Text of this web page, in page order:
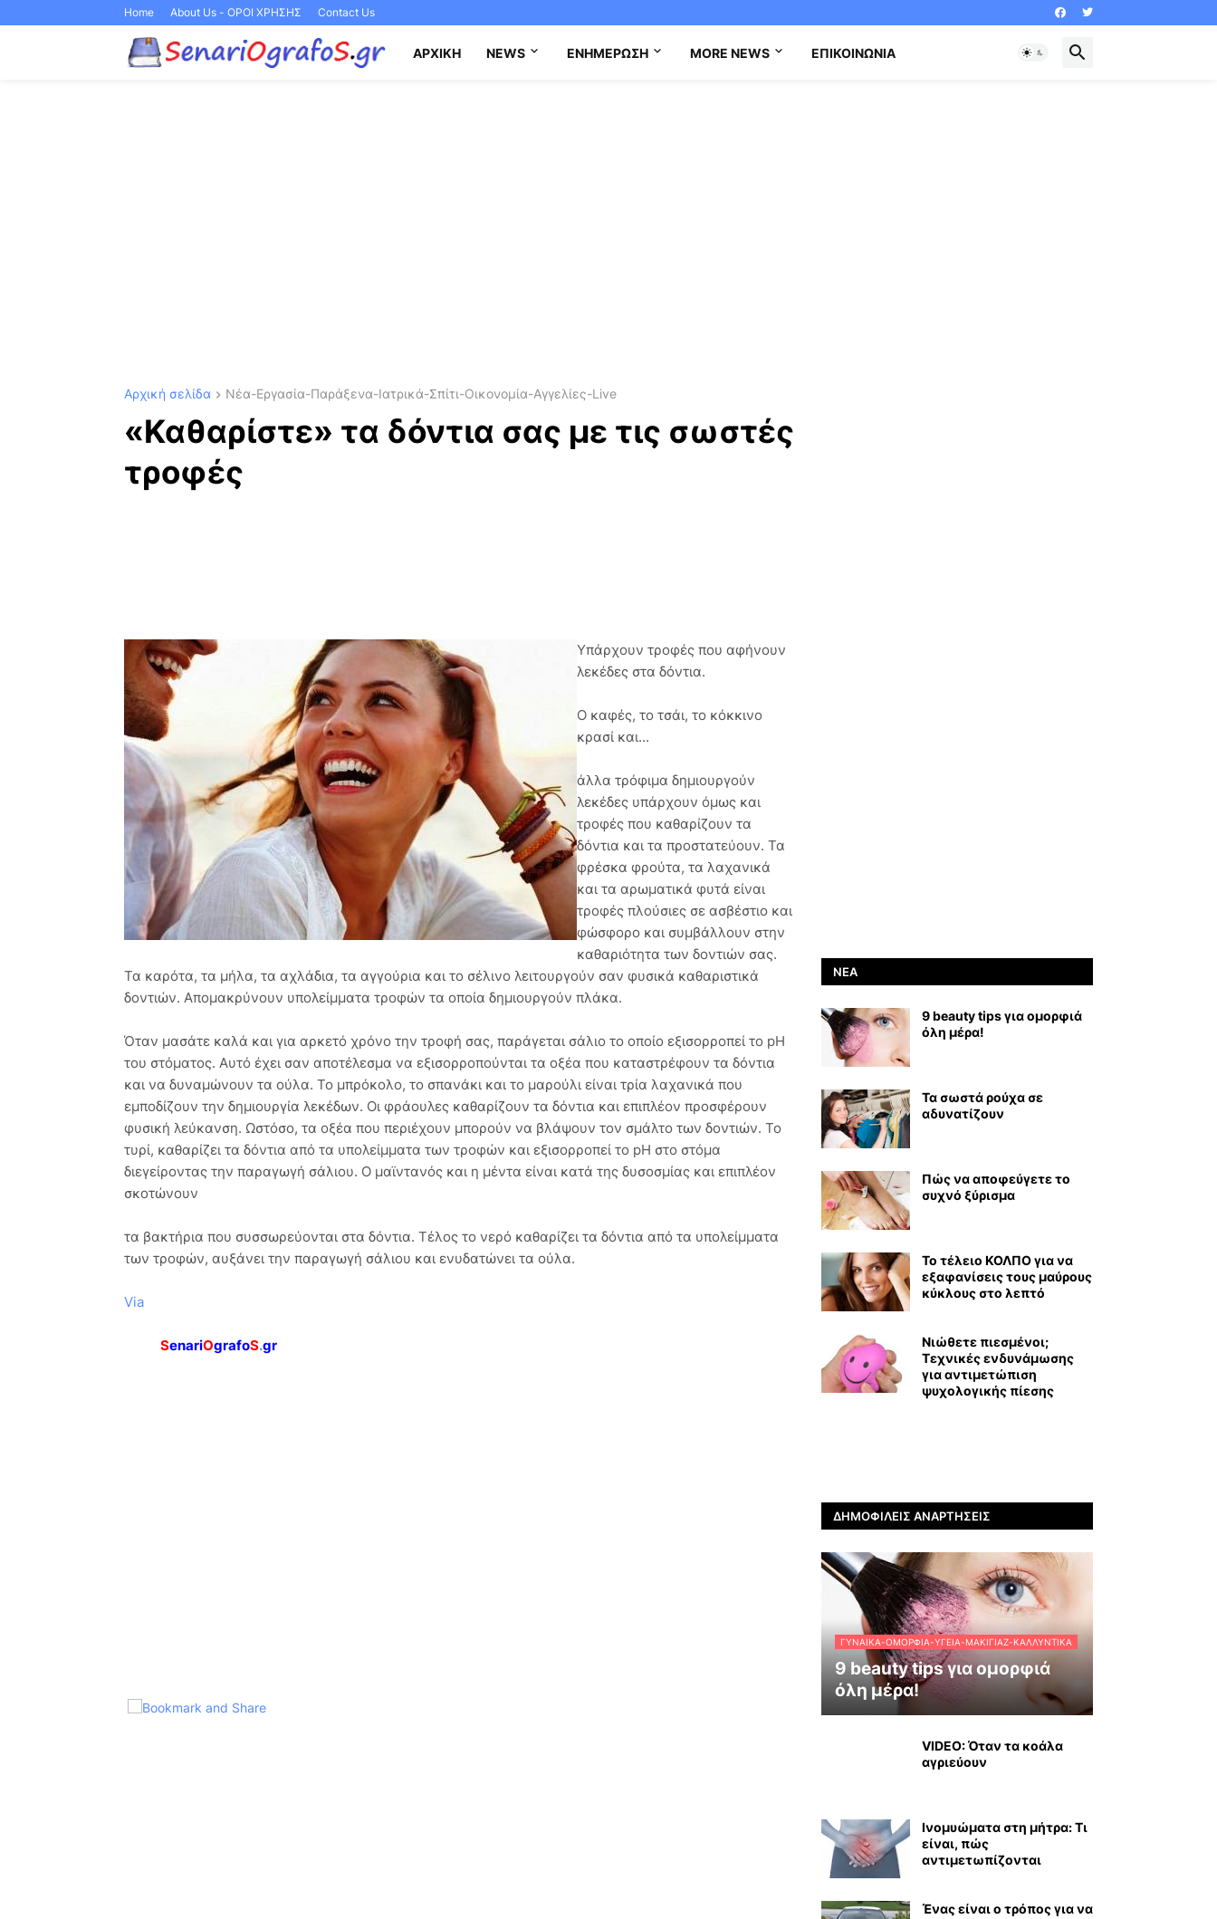
Home About Us - ΟΡΟΙ ΧΡΗΣΗΣ Contact Us
ΑΡΧΙΚΉ NEWS ΕΝΗΜΈΡΩΣΗ MORE NEWS ΕΠΙΚΟΙΝΩΝΊΑ
Αρχική σελίδα Νέα-Εργασία-Παράξενα-Ιατρικά-Σπίτι-Οικονομία-Αγγελίες-Live
«Καθαρίστε» τα δόντια σας με τις σωστές
τροφές
Υπάρχουν τροφές που αφήνουν
λεκέδες στα δόντια.
Ο καφές, το τσάι, το κόκκινο
κρασί και...
άλλα τρόφιμα δημιουργούν
λεκέδες υπάρχουν όμως και
τροφές που καθαρίζουν τα
δόντια και τα προστατεύουν. Τα
φρέσκα φρούτα, τα λαχανικά
και τα αρωματικά φυτά είναι
τροφές πλούσιες σε ασβέστιο και
φώσφορο και συμβάλλουν στην
καθαριότητα των δοντιών σας.
Τα καρότα, τα μήλα, τα αχλάδια, τα αγγούρια και το σέλινο λειτουργούν σαν φυσικά καθαριστικά
δοντιών. Απομακρύνουν υπολείμματα τροφών τα οποία δημιουργούν πλάκα.
Όταν μασάτε καλά και για αρκετό χρόνο την τροφή σας, παράγεται σάλιο το οποίο εξισορροπεί το pH
του στόματος. Αυτό έχει σαν αποτέλεσμα να εξισορροπούνται τα οξέα που καταστρέφουν τα δόντια
και να δυναμώνουν τα ούλα. Το μπρόκολο, το σπανάκι και το μαρούλι είναι τρία λαχανικά που
εμποδίζουν την δημιουργία λεκέδων. Οι φράουλες καθαρίζουν τα δόντια και επιπλέον προσφέρουν
φυσική λεύκανση. Ωστόσο, τα οξέα που περιέχουν μπορούν να βλάψουν τον σμάλτο των δοντιών. Το
τυρί, καθαρίζει τα δόντια από τα υπολείμματα των τροφών και εξισορροπεί το pH στο στόμα
διεγείροντας την παραγωγή σάλιου. Ο μαϊντανός και η μέντα είναι κατά της δυσοσμίας και επιπλέον
σκοτώνουν
τα βακτήρια που συσσωρεύονται στα δόντια. Τέλος το νερό καθαρίζει τα δόντια από τα υπολείμματα
των τροφών, αυξάνει την παραγωγή σάλιου και ενυδατώνει τα ούλα.
Via
SenariOgrafoS.gr
ΝΈΑ
9 beauty tips για ομορφιά
όλη μέρα!
Τα σωστά ρούχα σε
αδυνατίζουν
Πώς να αποφεύγετε το
συχνό ξύρισμα
Το τέλειο ΚΟΛΠΟ για να
εξαφανίσεις τους μαύρους
κύκλους στο λεπτό
Νιώθετε πιεσμένοι;
Τεχνικές ενδυνάμωσης
για αντιμετώπιση
ψυχολογικής πίεσης
ΔΗΜΟΦΙΛΕΊΣ ΑΝΑΡΤΉΣΕΙΣ
ΓΥΝΑΊΚΑ-ΟΜΟΡΦΙΆ-ΥΓΕΊΑ-ΜΑΚΙΓΙΆΖ-ΚΑΛΛΥΝΤΙΚΆ
9 beauty tips για ομορφιά
όλη μέρα!
VIDEO: Όταν τα κοάλα
αγριεύουν
Ινομυώματα στη μήτρα: Τι
είναι, πώς
αντιμετωπίζονται
Ένας είναι ο τρόπος για να